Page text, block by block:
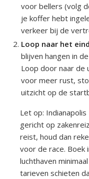
voor bellers (volg
je koffer hebt
verkeer bij de
Loop naar het
blijven hangen in
Loop door naar de
voor meer rust,
uitzicht op de
Let op:
gericht op
reist, houd dan
voor de race. Boek
luchthaven
tarieven schieten